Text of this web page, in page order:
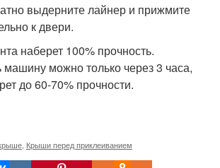
выдерните лайнер и прижмите
к двери.
наберет 100% прочность.
машину можно только через 3 часа,
до 60-70% прочности.
Крыши перед приклеиванием